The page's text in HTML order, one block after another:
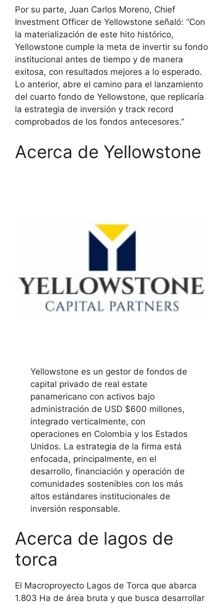
Por su parte, Juan Carlos Moreno, Chief
Investment Officer de Yellowstone señaló: “Con
la materialización de este hito histórico,
Yellowstone cumple la meta de invertir su fondo
institucional antes de tiempo y de manera
exitosa, con resultados mejores a lo esperado.
Lo anterior, abre el camino para el lanzamiento
del cuarto fondo de Yellowstone, que replicaría
la estrategia de inversión y track record
comprobados de los fondos antecesores.”
Acerca de Yellowstone
Yellowstone es un gestor de fondos de
capital privado de real estate
panamericano con activos bajo
administración de USD $600 millones,
integrado verticalmente, con
operaciones en Colombia y los Estados
Unidos. La estrategia de la firma está
enfocada, principalmente, en el
desarrollo, financiación y operación de
comunidades sostenibles con los más
altos estándares institucionales de
inversión responsable.
Acerca de lagos de
torca
El Macroproyecto Lagos de Torca que abarca
1.803 Ha de área bruta y que busca desarrollar